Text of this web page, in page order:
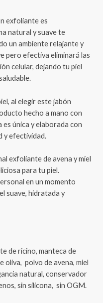
exfoliante es
natural y suave te
un ambiente relajante y
pero efectiva eliminará las
celular, dejando tu piel
al elegir este jabón
hecho a mano con
única y elaborada con
y efectividad.
exfoliante de avena y miel
para tu piel.
en un momento
suave, hidratada y
de ricino, manteca de
oliva, polvo de avena, miel
natural, conservador
sin silicona, sin OGM.